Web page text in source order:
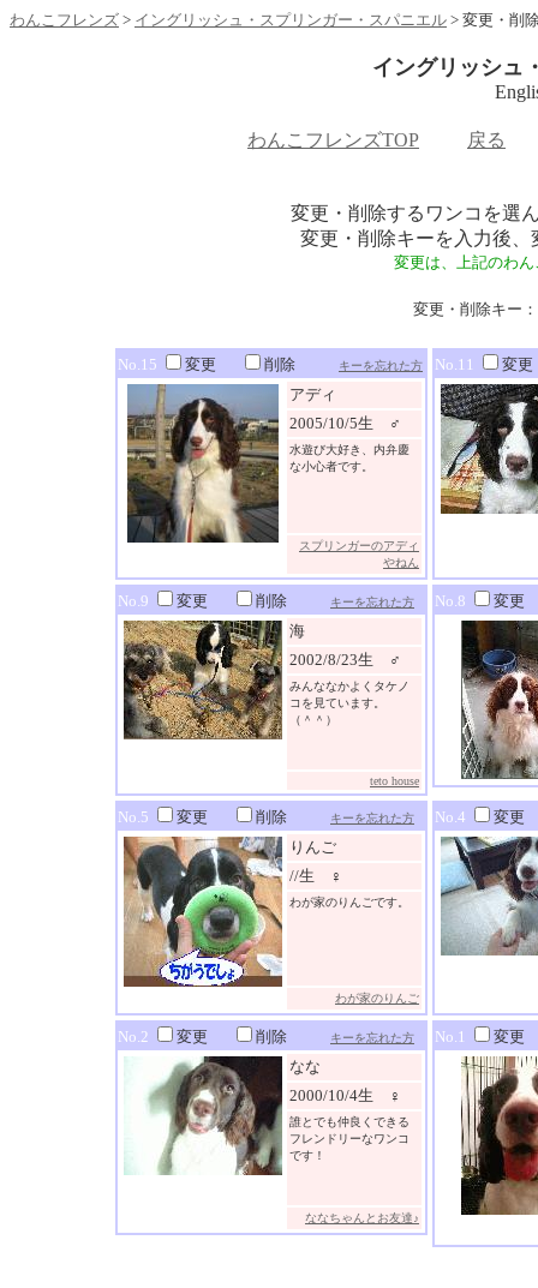
わんこフレンズ > イングリッシュ・スプリンガー・スパニエル > 変更・削
イングリッシュ
わんこフレンズTOP 戻る
変更・削除するワンコを選
変更・削除キーを入力後
変更は、上記のわ
変更・削除キー：
No.15 変更 削除 キーを忘れた方
アディ
2005/10/5生 ♂
水遊び大好き、内弁慶
な小心者です。
スプリンガーのアディ
やねん
No.11 変更
No.9 変更 削除 キーを忘れた方
海
2002/8/23生 ♂
みんななかよくタケノ
コを見ています。
（＾＾）
teto house
No.8 変更
No.5 変更 削除 キーを忘れた方
りんご
//生 ♀
わが家のりんごです。
わが家のりんご
No.4 変更
No.2 変更 削除 キーを忘れた方
なな
2000/10/4生 ♀
誰とでも仲良くできる
フレンドリーなワンコ
です！
ななちゃんとお友達♪
No.1 変更